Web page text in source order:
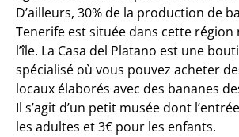
D’ailleurs, 30% de la production de
Tenerife est située dans cette
l’île. La Casa del Platano est une
spécialisé où vous pouvez acheter
locaux élaborés avec des bananes
Il s’agit d’un petit musée dont
les adultes et 3€ pour les enfants.